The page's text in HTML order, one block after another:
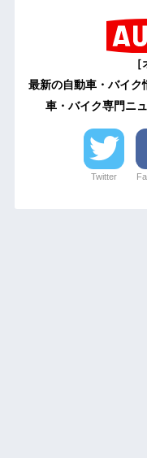
最新の自動車・バイク
車・バイク専門ニ
Twitter